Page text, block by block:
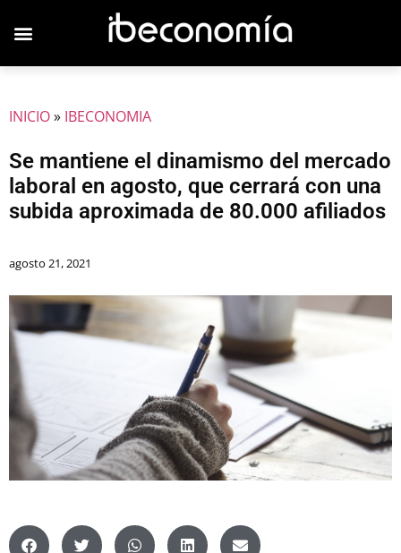
INICIO» IBECONOMIA
Se mantiene el dinamismo del mercado
laboral en agosto, que cerrará con una
subida aproximada de 80.000 afiliados
agosto 21, 2021